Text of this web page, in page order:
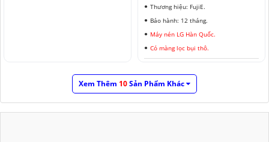
Thương hiệu: FujiE.
Bảo hành: 12 tháng.
Máy nén LG Hàn Quốc.
Có màng lọc bụi thô.
Xem Thêm 10Sản Phẩm Khác